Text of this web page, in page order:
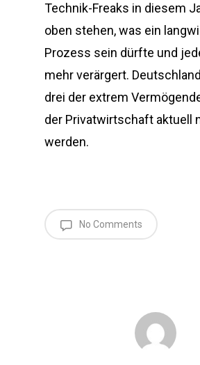
Technik-Freaks in diesem
oben stehen, was ein
Prozess sein dürfte und
mehr verärgert.
drei der extrem
der Privatwirtschaft aktuell
werden.
No Comments